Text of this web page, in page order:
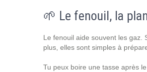
🌱 Le fenouil, la
Le fenouil aide souvent les gaz.
plus, elles sont simples à
Tu peux boire une tasse après